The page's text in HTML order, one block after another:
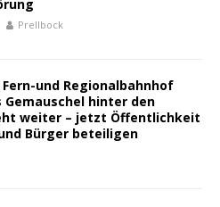
Prellbock
und Regionalbahnhof
Gemauschel hinter den
weiter – jetzt Öffentlichkeit
Bürger beteiligen